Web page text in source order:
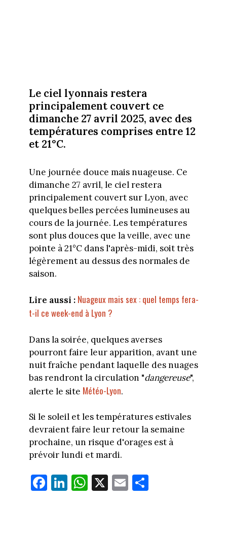
Le ciel lyonnais restera
principalement couvert ce
dimanche 27 avril 2025, avec des
températures comprises entre 12
et 21°C.
Une journée douce mais nuageuse. Ce
dimanche 27 avril, le ciel restera
principalement couvert sur Lyon, avec
quelques belles percées lumineuses au
cours de la journée. Les températures
sont plus douces que la veille, avec une
pointe à 21°C dans l'après-midi, soit très
légèrement au dessus des normales de
saison.
Lire aussi : Nuageux mais sex : quel temps fera-
t-il ce week-end à Lyon ?
Dans la soirée, quelques averses
pourront faire leur apparition, avant une
nuit fraîche pendant laquelle des nuages
bas rendront la circulation "dangereuse",
alerte le site Météo-Lyon.
Si le soleil et les températures estivales
devraient faire leur retour la semaine
prochaine, un risque d'orages est à
prévoir lundi et mardi.
Fa
ce
Li
nk
W
ha
X E
m
Pa